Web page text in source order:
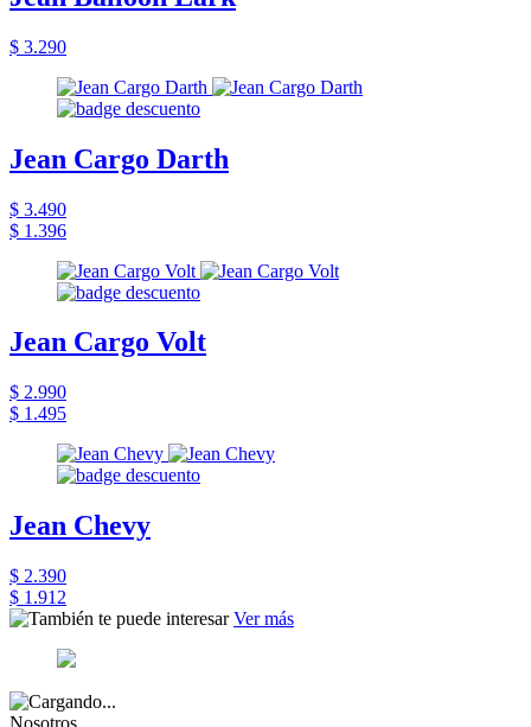
$ 3.290
Jean Cargo Darth
$ 3.490
$ 1.396
Jean Cargo Volt
$ 2.990
$ 1.495
Jean Chevy
$ 2.390
$ 1.912
Ver más